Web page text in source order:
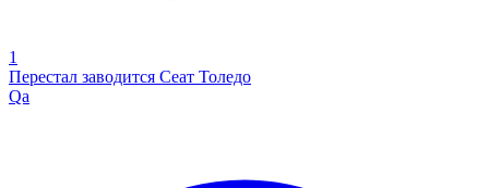
1
Перестал заводится Сеат Толедо
Qa